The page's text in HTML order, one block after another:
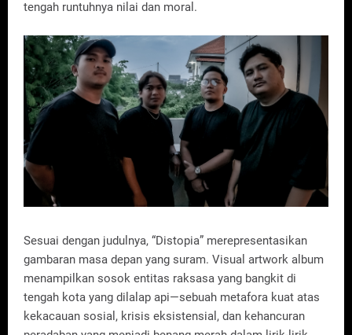
tengah runtuhnya nilai dan moral.
Sesuai dengan judulnya, “Distopia” merepresentasikan
gambaran masa depan yang suram. Visual artwork album
menampilkan sosok entitas raksasa yang bangkit di
tengah kota yang dilalap api—sebuah metafora kuat atas
kekacauan sosial, krisis eksistensial, dan kehancuran